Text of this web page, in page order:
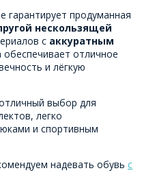
продуманная
нескользящей
с аккуратным
отличное
и лёгкую
выбор для
легко
и спортивным
надевать обувь с